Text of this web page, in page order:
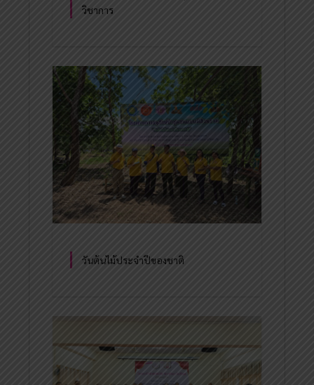
วิชาการ
วันต้นไม้ประจำปีของชาติ